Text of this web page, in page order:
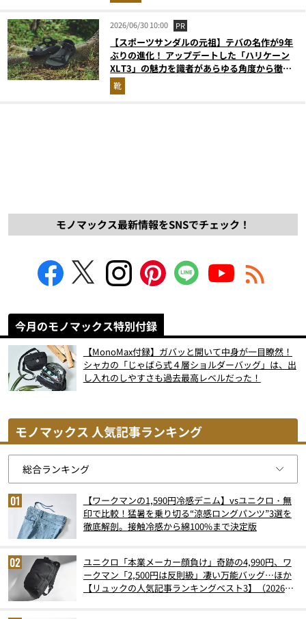
2026/06/30 10:00 PR
【スポーツサンダルの元祖】テバの名作が9年
ぶりの進化！ アップデートした「ハリケーン
XLT3」の魅力を識者があらゆる角度から徹底
解説！
靴
モノマックス最新情報をSNSでチェック！
今月のモノマックス特別付録
【MonoMax付録】ガバッと開いて中身が一目瞭然！
シャカの「じゃばら式４層ショルダーバッグ」は、出
し入れのしやすさも過去最高レベルだった！
モノマックス 人気記事ランキング
【ワークマンの1,590円冷感デニム】vsユニクロ・無
印で比較！猛暑を乗り切る“涼感ロングパンツ”3選を
徹底解剖。接触冷感から綿100%まで決定版
ユニクロ「本業メーカー顔負け」奇跡の4,990円、ワ
ークマン「2,500円は反則級」凄い万能バッグ…ほか
【リュックの人気記事ランキングベスト3】（2026年